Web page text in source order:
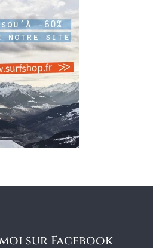
sur Facebook